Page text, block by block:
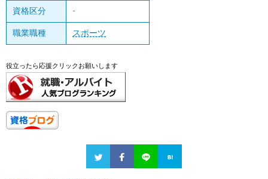
資格区分 -
職業職種 スポーツ
役立ったら応援クリックお願いします